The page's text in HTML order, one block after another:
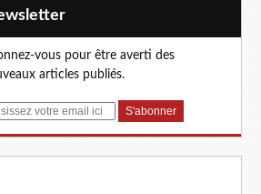
vous pour être averti des
articles publiés.